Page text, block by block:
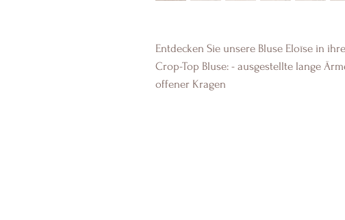
Entdecken Sie unsere Bluse Eloïse in
Crop-Top Bluse: - ausgestellte lange
offener Kragen